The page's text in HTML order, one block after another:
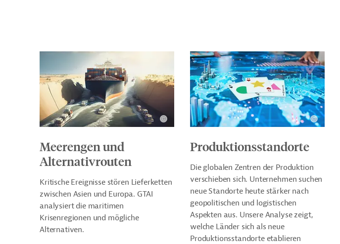
Meerengen und
Alternativrouten
Kritische Ereignisse stören Lieferketten
zwischen Asien und Europa. GTAI
analysiert die maritimen
Krisenregionen und mögliche
Alternativen.
Produktionsstandorte
Die globalen Zentren der Produktion
verschieben sich. Unternehmen suchen
neue Standorte heute stärker nach
geopolitischen und logistischen
Aspekten aus. Unsere Analyse zeigt,
welche Länder sich als neue
Produktionsstandorte etablieren